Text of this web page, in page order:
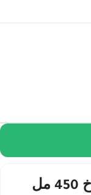
منظف ​​الجسم بالعسل والخوخ 450 مل